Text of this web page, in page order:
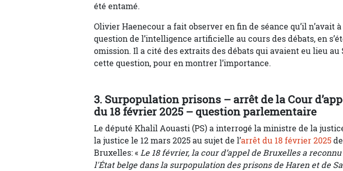
été entamé.
Olivier Haenecour a fait observer en fin de séance qu’il n’avait
question de l’intelligence artificielle au cours des débats, en
omission. Il a cité des extraits des débats qui avaient eu lieu
cette question, pour en montrer l’importance.
3. Surpopulation prisons – arrêt de la Cour
du 18 février 2025 – question parlementaire
Le député Khalil Aouasti (PS) a interrogé la ministre de la
la justice le 12 mars 2025 au sujet de l’arrêt du 18 février 2025
Bruxelles: «Le 18 février, la cour d’appel de Bruxelles a
l'État belge dans la surpopulation des prisons de Haren et de